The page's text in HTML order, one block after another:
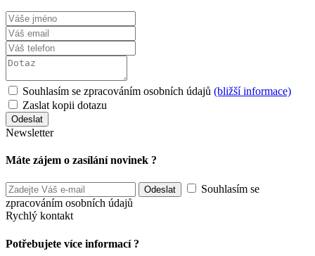
Souhlasím se zpracováním osobních údajů (bližší informace)
Zaslat kopii dotazu
Newsletter
Máte zájem o zasílání novinek ?
Souhlasím se
zpracováním osobních údajů
Rychlý kontakt
Potřebujete více informací ?